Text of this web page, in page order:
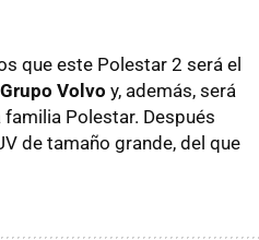
que este Polestar 2 será el
Volvo y, además, será
Polestar. Después
de tamaño grande, del que